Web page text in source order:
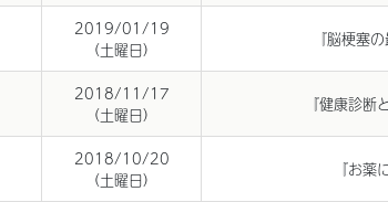
2019/01/19
(土曜日)
『脳梗塞
2018/11/17
(土曜日)
『健康診断
2018/10/20
(土曜日)
『お薬